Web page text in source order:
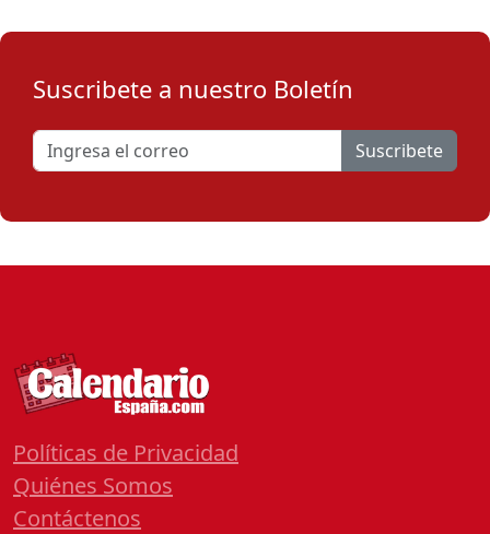
Suscribete a nuestro Boletín
Suscribete
Políticas de Privacidad
Quiénes Somos
Contáctenos